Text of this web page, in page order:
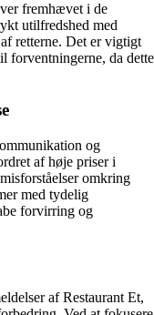
fremhævet i de
utilfredshed med
retterne. Det er vigtigt
forventningerne, da dette
og
af høje priser i
omkring
med tydelig
forvirring og
af Restaurant Et,